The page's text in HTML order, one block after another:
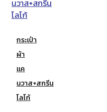
กระเป๋า
ผ้า
แค
นวาส+สกรีน
โลโก้